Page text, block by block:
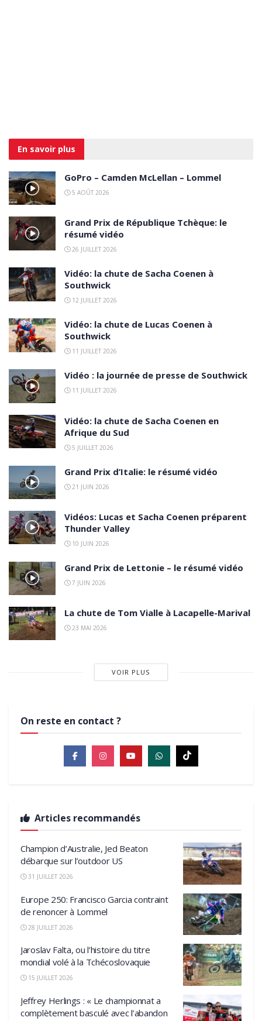
En savoir plus
GoPro – Camden McLellan – Lommel
5 AOÛT 2026
Grand Prix de République Tchèque: le
résumé vidéo
26 JUILLET 2026
Vidéo: la chute de Sacha Coenen à
Southwick
12 JUILLET 2026
Vidéo: la chute de Lucas Coenen à
Southwick
11 JUILLET 2026
Vidéo : la journée de presse de Southwick
11 JUILLET 2026
Vidéo: la chute de Sacha Coenen en
Afrique du Sud
5 JUILLET 2026
Grand Prix d’Italie: le résumé vidéo
21 JUIN 2026
Vidéos: Lucas et Sacha Coenen préparent
Thunder Valley
10 JUIN 2026
Grand Prix de Lettonie – le résumé vidéo
7 JUIN 2026
La chute de Tom Vialle à Lacapelle-Marival
23 MAI 2026
VOIR PLUS
On reste en contact ?
Articles recommandés
Champion d’Australie, Jed Beaton
débarque sur l’outdoor US
31 JUILLET 2026
Europe 250: Francisco Garcia contraint
de renoncer à Lommel
28 JUILLET 2026
Jaroslav Falta, ou l’histoire du titre
mondial volé à la Tchécoslovaquie
15 JUILLET 2026
Jeffrey Herlings : « Le championnat a
complètement basculé avec l’abandon